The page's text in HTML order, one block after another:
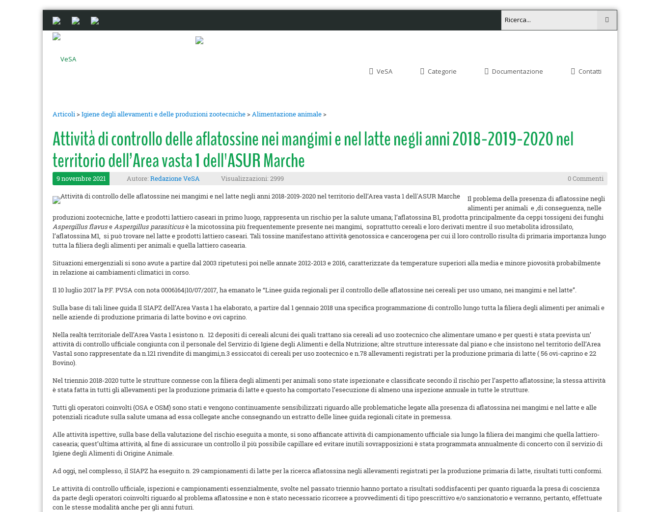
VeSA Categorie Documentazione Contatti
Articoli>Igiene degli allevamenti e delle produzioni zootecniche>Alimentazione animale>
Attività di controllo delle aflatossine nei mangimi e nel latte negli anni 2018-2019-2020 nel
territorio dell’Area vasta 1 dell'ASUR Marche
9 novembre 2021 Autore: Redazione VeSA Visualizzazioni: 2999 0 Commenti
Il problema della presenza di aflatossine negli
alimenti per animali e ,di conseguenza, nelle
produzioni zootecniche, latte e prodotti lattiero caseari in primo luogo, rappresenta un rischio per la salute umana; l’aflatossina B1, prodotta principalmente da ceppi tossigeni dei funghi
Aspergillus flavuseAspergillus parasiticusè la micotossina più frequentemente presente nei mangimi, soprattutto cereali e loro derivati mentre il suo metabolita idrossilato,
l’aflatossina M1, si può trovare nel latte e prodotti lattiero caseari. Tali tossine manifestano attività genotossica e cancerogena per cui il loro controllo risulta di primaria importanza lungo
tutta la filiera degli alimenti per animali e quella lattiero casearia.
Situazioni emergenziali si sono avute a partire dal 2003 ripetutesi poi nelle annate 2012-2013 e 2016, caratterizzate da temperature superiori alla media e minore piovosità probabilmente
in relazione ai cambiamenti climatici in corso.
Il 10 luglio 2017 la P.F. PVSA con nota 0006164|10/07/2017, ha emanato le “Linee guida regionali per il controllo delle aflatossine nei cereali per uso umano, nei mangimi e nel latte”.
Sulla base di tali linee guida Il SIAPZ dell’Area Vasta 1 ha elaborato, a partire dal 1 gennaio 2018 una specifica programmazione di controllo lungo tutta la filiera degli alimenti per animali e
nelle aziende di produzione primaria di latte bovino e ovi caprino.
Nella realtà territoriale dell’Area Vasta 1 esistono n. 12 depositi di cereali alcuni dei quali trattano sia cereali ad uso zootecnico che alimentare umano e per questi è stata prevista un’
attività di controllo ufficiale congiunta con il personale del Servizio di Igiene degli Alimenti e della Nutrizione; altre strutture interessate dal piano e che insistono nel territorio dell’Area
Vasta1 sono rappresentate da n.121 rivendite di mangimi,n.3 essiccatoi di cereali per uso zootecnico e n.78 allevamenti registrati per la produzione primaria di latte ( 56 ovi-caprino e 22
Bovino).
Nel triennio 2018-2020 tutte le strutture connesse con la filiera degli alimenti per animali sono state ispezionate e classificate secondo il rischio per l’aspetto aflatossine; la stessa attività
è stata fatta in tutti gli allevamenti per la produzione primaria di latte e questo ha comportato l’esecuzione di almeno una ispezione annuale in tutte le strutture.
Tutti gli operatori coinvolti (OSA e OSM) sono stati e vengono continuamente sensibilizzati riguardo alle problematiche legate alla presenza di aflatossina nei mangimi e nel latte e alle
potenziali ricadute sulla salute umana ad essa collegate anche consegnando un estratto delle linee guida regionali citate in premessa.
Alle attività ispettive, sulla base della valutazione del rischio eseguita a monte, si sono affiancate attività di campionamento ufficiale sia lungo la filiera dei mangimi che quella lattiero-
casearia; quest’ultima attività, al fine di assicurare un controllo il più possibile capillare ed evitare inutili sovrapposizioni è stata programmata annualmente di concerto con il servizio di
Igiene degli Alimenti di Origine Animale.
Ad oggi, nel complesso, il SIAPZ ha eseguito n. 29 campionamenti di latte per la ricerca aflatossina negli allevamenti registrati per la produzione primaria di latte, risultati tutti conformi.
Le attività di controllo ufficiale, ispezioni e campionamenti essenzialmente, svolte nel passato triennio hanno portato a risultati soddisfacenti per quanto riguarda la presa di coscienza
da parte degli operatori coinvolti riguardo al problema aflatossine e non è stato necessario ricorrere a provvedimenti di tipo prescrittivo e/o sanzionatorio e verranno, pertanto, effettuate
con le stesse modalità anche per gli anni futuri.